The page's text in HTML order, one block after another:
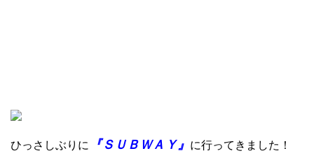
ひっさしぶりに 『ＳＵＢＷＡＹ』 に行ってきました！